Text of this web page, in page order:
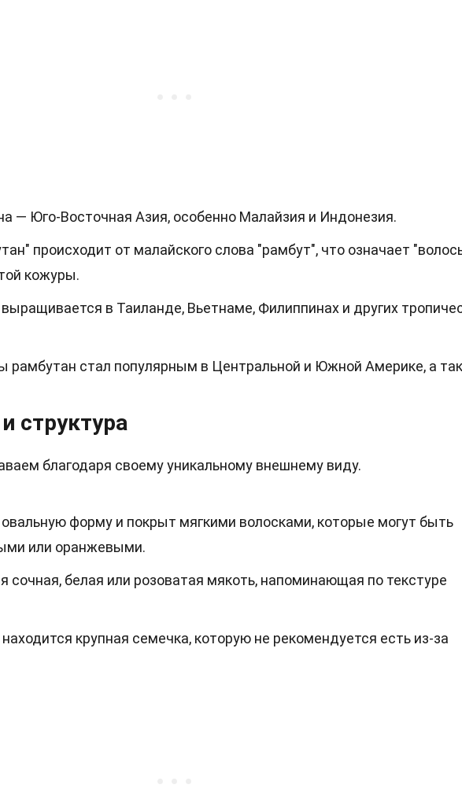
— Юго-Восточная Азия, особенно Малайзия и Индонезия.
происходит от малайского слова "рамбут", что означает
кожуры.
в Таиланде, Вьетнаме, Филиппинах и других
рамбутан стал популярным в Центральной и Южной Америке, а
структура
благодаря своему уникальному внешнему виду.
форму и покрыт мягкими волосками, которые могут быть
или оранжевыми.
сочная, белая или розоватая мякоть, напоминающая по текстуре
крупная семечка, которую не рекомендуется есть из-за